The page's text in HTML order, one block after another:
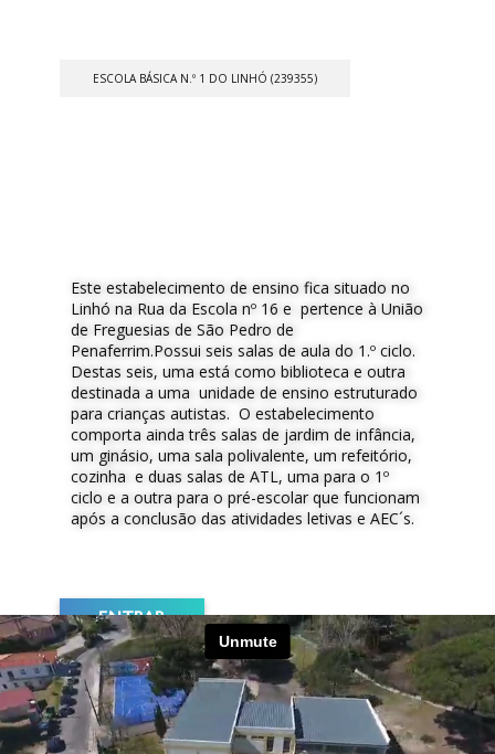
ESCOLA BÁSICA N.º 1 DO LINHÓ (239355)
Este estabelecimento de ensino fica situado no
Linhó na Rua da Escola nº 16 e pertence à União
de Freguesias de São Pedro de
Penaferrim.Possui seis salas de aula do 1.º ciclo.
Destas seis, uma está como biblioteca e outra
destinada a uma unidade de ensino estruturado
para crianças autistas. O estabelecimento
comporta ainda três salas de jardim de infância,
um ginásio, uma sala polivalente, um refeitório,
cozinha e duas salas de ATL, uma para o 1º
ciclo e a outra para o pré-escolar que funcionam
após a conclusão das atividades letivas e AEC´s.
ENTRAR